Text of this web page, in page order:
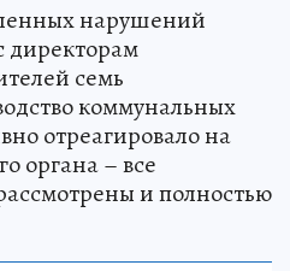
нарушений
директорам
семь
коммунальных
отреагировало на
органа – все
и полностью